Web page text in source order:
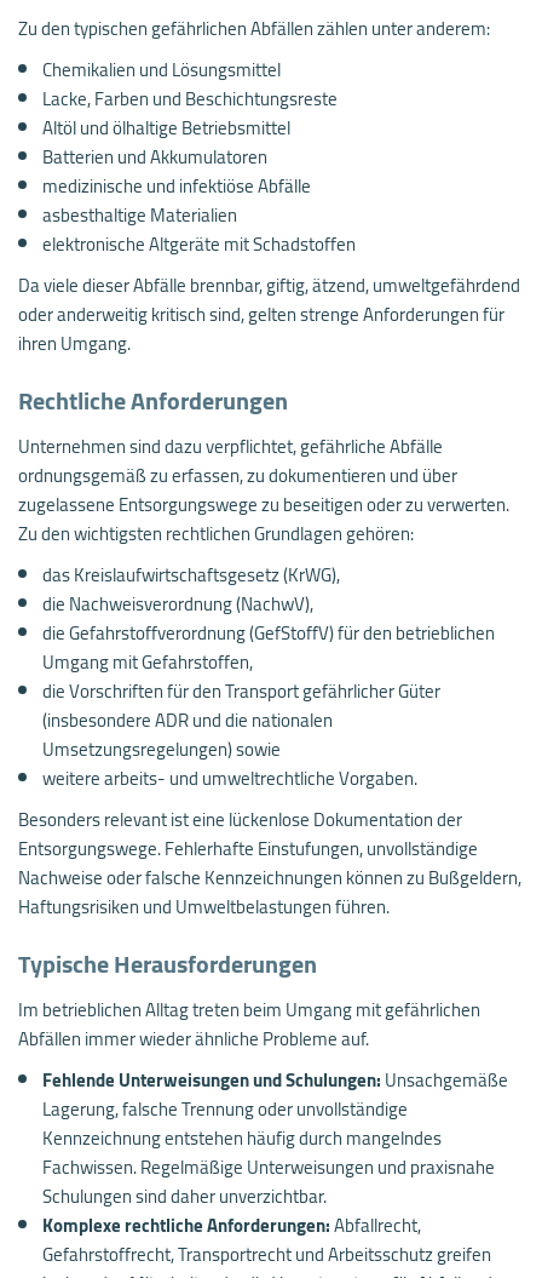
Zu den typischen gefährlichen Abfällen zählen unter anderem:
Chemikalien und Lösungsmittel
Lacke, Farben und Beschichtungsreste
Altöl und ölhaltige Betriebsmittel
Batterien und Akkumulatoren
medizinische und infektiöse Abfälle
asbesthaltige Materialien
elektronische Altgeräte mit Schadstoffen
Da viele dieser Abfälle brennbar, giftig, ätzend, umweltgefährdend
oder anderweitig kritisch sind, gelten strenge Anforderungen für
ihren Umgang.
Rechtliche Anforderungen
Unternehmen sind dazu verpflichtet, gefährliche Abfälle
ordnungsgemäß zu erfassen, zu dokumentieren und über
zugelassene Entsorgungswege zu beseitigen oder zu verwerten.
Zu den wichtigsten rechtlichen Grundlagen gehören:
das Kreislaufwirtschaftsgesetz (KrWG),
die Nachweisverordnung (NachwV),
die Gefahrstoffverordnung (GefStoffV) für den betrieblichen
Umgang mit Gefahrstoffen,
die Vorschriften für den Transport gefährlicher Güter
(insbesondere ADR und die nationalen
Umsetzungsregelungen) sowie
weitere arbeits- und umweltrechtliche Vorgaben.
Besonders relevant ist eine lückenlose Dokumentation der
Entsorgungswege. Fehlerhafte Einstufungen, unvollständige
Nachweise oder falsche Kennzeichnungen können zu Bußgeldern,
Haftungsrisiken und Umweltbelastungen führen.
Typische Herausforderungen
Im betrieblichen Alltag treten beim Umgang mit gefährlichen
Abfällen immer wieder ähnliche Probleme auf.
Fehlende Unterweisungen und Schulungen:Unsachgemäße
Lagerung, falsche Trennung oder unvollständige
Kennzeichnung entstehen häufig durch mangelndes
Fachwissen. Regelmäßige Unterweisungen und praxisnahe
Schulungen sind daher unverzichtbar.
Komplexe rechtliche Anforderungen:Abfallrecht,
Gefahrstoffrecht, Transportrecht und Arbeitsschutz greifen